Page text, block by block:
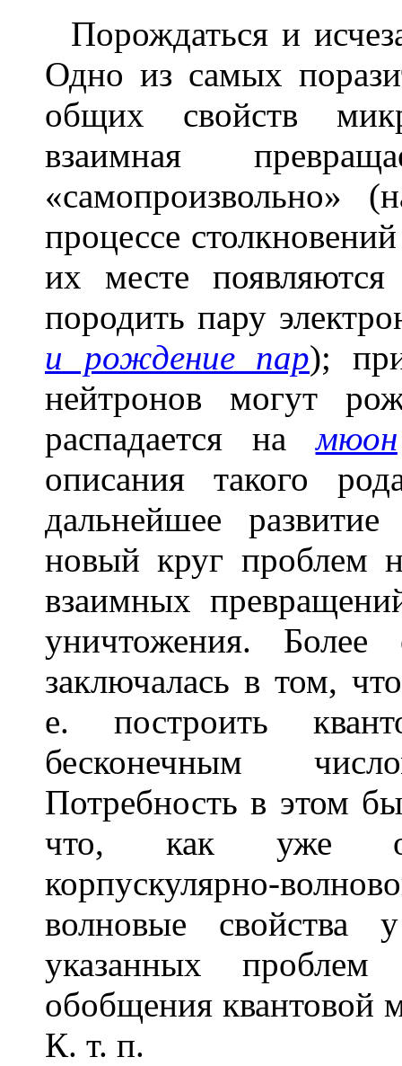
Порождаться и
Одно из самых
общих свойств
взаимная
«самопроизвольно»
процессе
их месте
породить пару
и рождение пар);
нейтронов могут
распадается намюон
описания такого
дальнейшее
новый круг проблем
взаимных
уничтожения.
заключалась в том,
е. построить
бесконечным
Потребность в этом
что, как уже
корпускулярно-
волновые свойства
указанных
обобщения квантовой
К. т. п.